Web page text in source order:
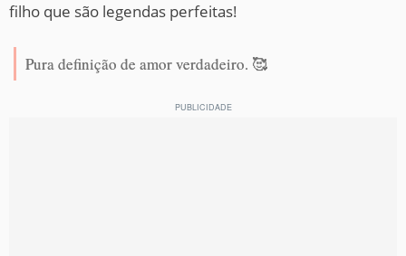
filho que são legendas perfeitas!
Pura definição de amor verdadeiro. 🥰